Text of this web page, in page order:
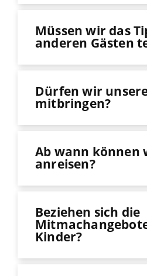
Müssen wir das
anderen Gästen
Dürfen wir
mitbringen?
Ab wann können
anreisen?
Beziehen sich die
Kinder?